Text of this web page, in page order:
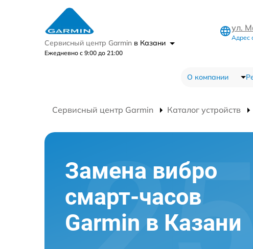
Сервисный центр Garmin в Казани
Ежедневно с 9:00 до 21:00
ул.
Адрес
О компании
Сервисный центр Garmin Каталог устройств
Замена вибро
смарт-часов
Garmin в Казани